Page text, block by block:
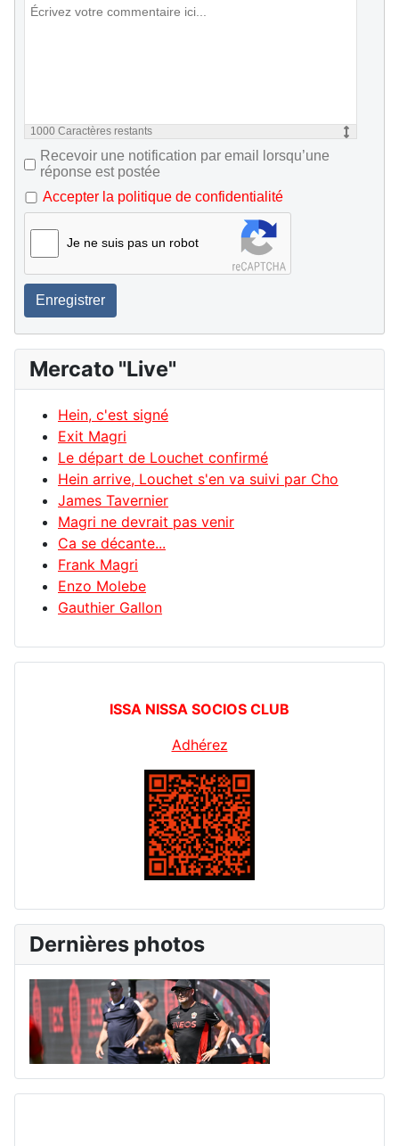
1000 Caractères restants
Recevoir une notification par email lorsqu’une
réponse est postée
Accepter la politique de confidentialité
Je ne suis pas un robot
Enregistrer
Mercato "Live"
Hein, c'est signé
Exit Magri
Le départ de Louchet confirmé
Hein arrive, Louchet s'en va suivi par Cho
James Tavernier
Magri ne devrait pas venir
Ca se décante...
Frank Magri
Enzo Molebe
Gauthier Gallon
ISSA NISSA SOCIOS CLUB
Adhérez
Dernières photos